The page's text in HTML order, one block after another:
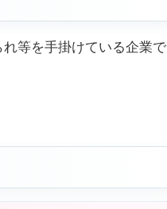
等を手掛けている企業で